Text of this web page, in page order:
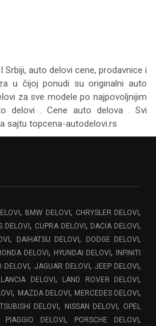
Srbiji, auto delovi cene, prodavnice i
u čijoj ponudi su originalni auto
za sve modele po najpovoljnijim
delovi . Cene auto delova . Svi
sajtu topcena-autodelovi.rs
, BMW DELOVI, CHRYSLER DELOVI,
DELOVI, CUPRA DELOVI, DACIA DELOVI,
, DAIHATSU DELOVI, DODGE DELOVI,
DELOVI, HYUNDAI DELOVI, INFINITI
DELOVI, JAGUAR DELOVI,JEEP DELOVI,
LANCIA DELOVI, LAND ROVER DELOVI,
, MAZDA DELOVI, MERCEDES DELOVI,
DELOVI, NISSAN DELOVI, OPEL
PIAGGIO DELOVI, PORSCHE DELOVI,